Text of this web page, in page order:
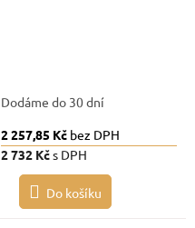
Dodáme do 30 dní
2 257,85 Kč bez DPH
2 732 Kčs DPH
Do košíku